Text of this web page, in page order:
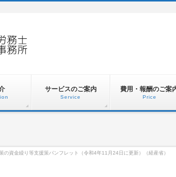
サービスのご案内
Service
費用・報酬のご案
Price
の資金繰り等支援策パンフレット（令和4年11月24日に更新）（経産省）